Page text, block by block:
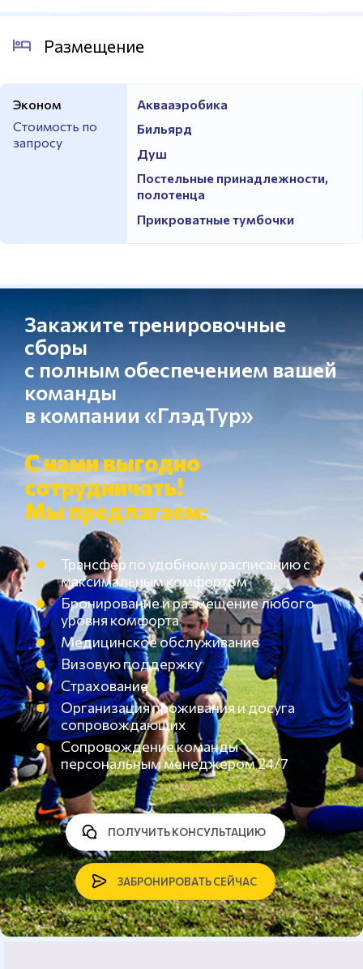
Размещение
Эконом
Стоимость по
запросу
Аквааэробика
Бильярд
Душ
Постельные принадлежности,
полотенца
Прикроватные тумбочки
Закажите тренировочные
сборы
с полным обеспечением вашей
команды
в компании «ГлэдТур»
С нами выгодно
сотрудничать!
Мы предлагаем:
Трансфер по удобному расписанию с
максимальным комфортом
Бронирование и размещение любого
уровня комфорта
Медицинское обслуживание
Визовую поддержку
Страхование
Организация проживания и досуга
сопровождающих
Сопровождение команды
персональным менеджером 24/7
ЗАБРОНИРОВАТЬ СЕЙЧАС
ПОЛУЧИТЬ КОНСУЛЬТАЦИЮ